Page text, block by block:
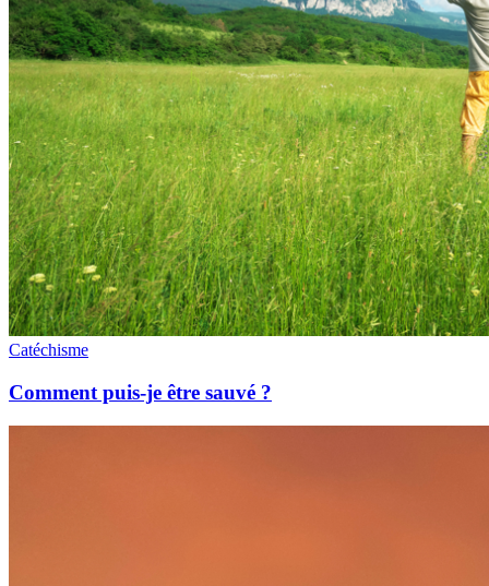
Catéchisme
Comment puis-je être sauvé ?